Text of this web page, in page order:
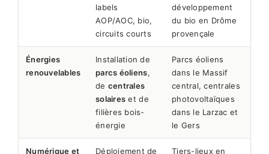
labels
AOP/AOC, bio,
circuits courts
développement
du bio en Drôme
provençale
Énergies
renouvelables
Installation de
parcs éoliens,
de centrales
solaires et de
filières bois-
énergie
Parcs éoliens
dans le Massif
central, centrales
photovoltaïques
dans le Larzac et
le Gers
Numérique et Déploiement de Tiers-lieux en